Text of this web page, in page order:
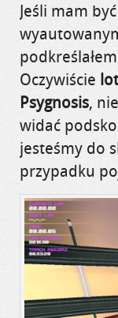
Jeśli mam
Oczywiście
Psygnosis,
widać
jesteśmy do
przypadku